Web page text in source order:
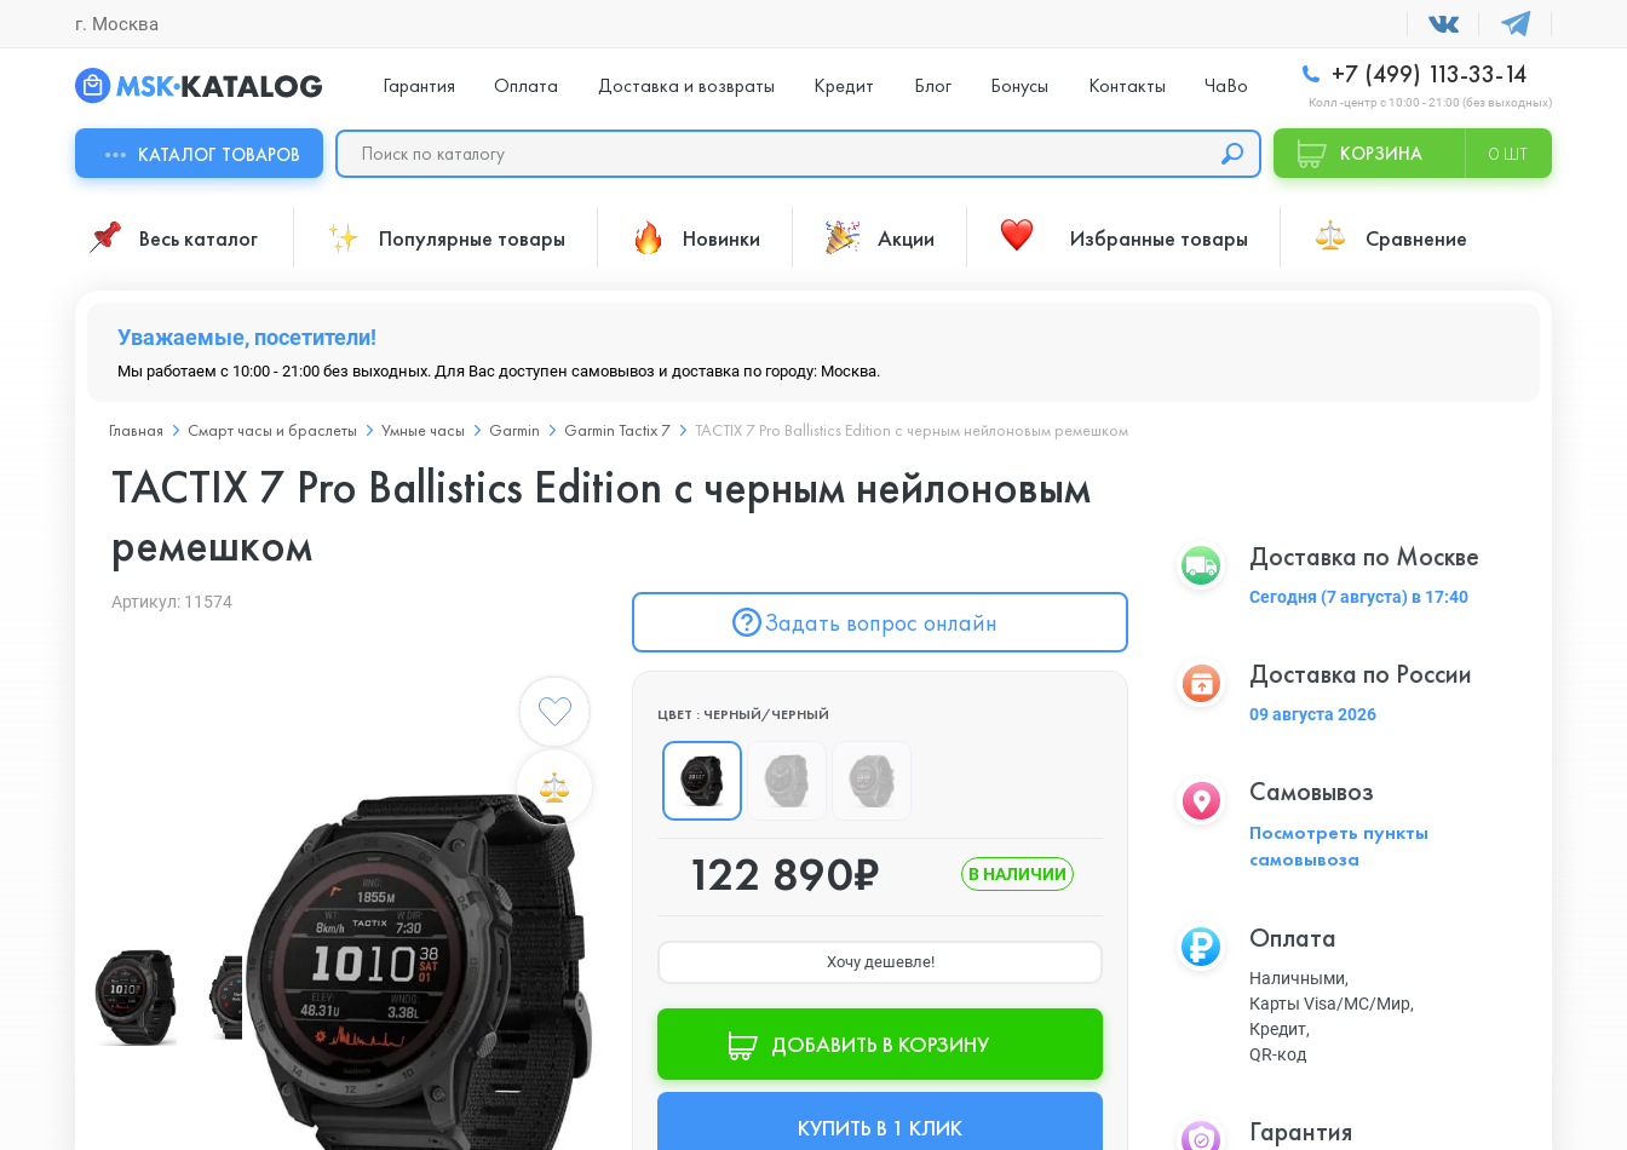
г. Москва
Гарантия Оплата Доставка и возвраты Кредит Блог Бонусы Контакты ЧаВо +7 (499) 113-33-14
Колл -центр с 10:00 - 21:00 (без выходных)
КАТАЛОГ ТОВАРОВ КОРЗИНА 0 ШТ
Весь каталог Популярные товары Новинки Акции Избранные товары Сравнение
Уважаемые, посетители!
Мы работаем с 10:00 - 21:00 без выходных. Для Вас доступен самовывоз и доставка по городу: Москва.
Главная Смарт часы и браслеты Умные часы Garmin Garmin Tactix 7 TACTIX 7 Pro Ballistics Edition с черным нейлоновым ремешком
TACTIX 7 Pro Ballistics Edition с черным нейлоновым
ремешком
Артикул: 11574
Задать вопрос онлайн
ЦВЕТ : ЧЕРНЫЙ/ЧЕРНЫЙ
122 890₽ В НАЛИЧИИ
Хочу дешевле!
ДОБАВИТЬ В КОРЗИНУ
КУПИТЬ В 1 КЛИК
Доставка по Москве
Сегодня (7 августа) в 17:40
Доставка по России
09 августа 2026
Самовывоз
Посмотреть пункты
самовывоза
Оплата
Наличными,
Карты Visa/MC/Мир,
Кредит,
QR-код
Гарантия